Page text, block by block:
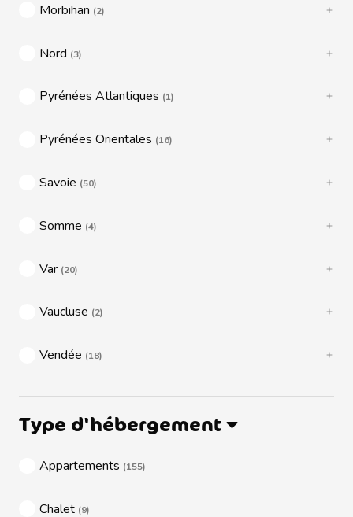
Morbihan (2)
Nord (3)
Pyrénées Atlantiques (1)
Pyrénées Orientales (16)
Savoie (50)
Somme (4)
Var (20)
Vaucluse (2)
Vendée (18)
Type d'hébergement
Appartements (155)
Chalet (9)